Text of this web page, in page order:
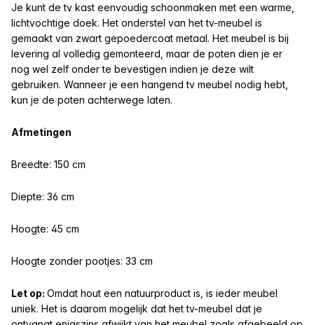
Je kunt de tv kast eenvoudig schoonmaken met een warme,
lichtvochtige doek. Het onderstel van het tv-meubel is
gemaakt van zwart gepoedercoat metaal. Het meubel is bij
levering al volledig gemonteerd, maar de poten dien je er
nog wel zelf onder te bevestigen indien je deze wilt
gebruiken. Wanneer je een hangend tv meubel nodig hebt,
kun je de poten achterwege laten.
Afmetingen
Breedte: 150 cm
Diepte: 36 cm
Hoogte: 45 cm
Hoogte zonder pootjes: 33 cm
Let op: Omdat hout een natuurproduct is, is ieder meubel
uniek. Het is daarom mogelijk dat het tv-meubel dat je